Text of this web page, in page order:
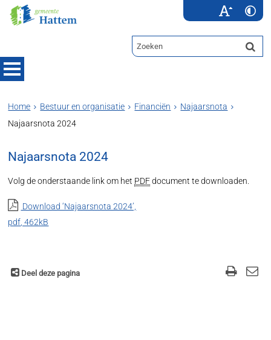
Home Bestuur en organisatie Financiën
Najaarsnota
Najaarsnota 2024
Najaarsnota 2024
Volg de onderstaande link om het PDFdocument te downloaden.
Download ‘Najaarsnota 2024’,
pdf , 462kB
Deel deze pagina